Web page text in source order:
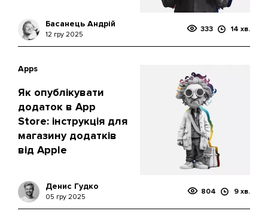
Басанець Андрій
12 гру 2025
333 14 хв.
Apps
Як опублікувати
додаток в App
Store: інструкція для
магазину додатків
від Apple
Денис Гудко
05 гру 2025
804 9 хв.